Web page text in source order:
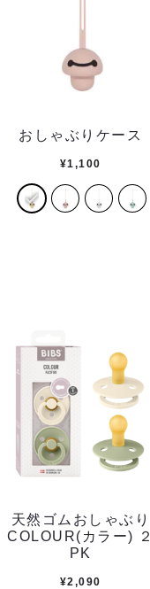
おしゃぶりケース
¥1,100
天然ゴムおしゃぶり
COLOUR(カラー) ２
PK
¥2,090